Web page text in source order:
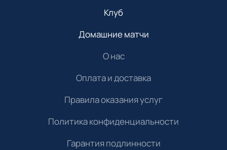
Клуб
Домашние матчи
О нас
Оплата и доставка
Правила оказания услуг
Политика конфиденциальности
Гарантия подлинности